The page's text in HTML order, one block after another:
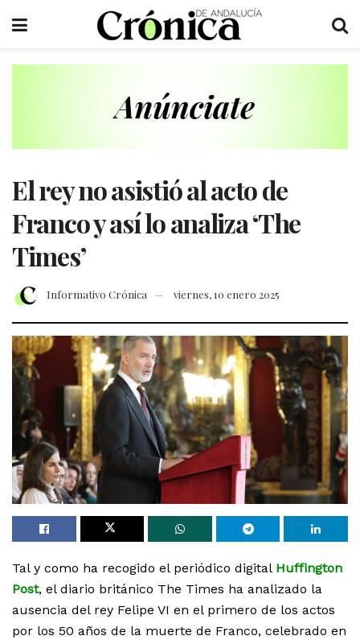
El rey no asistió al acto de
Franco y así lo analiza ‘The
Times’
Informativo Crónica viernes, 10 enero 2025
Tal y como ha recogido el periódico digital Huffington
Post, el diario británico The Times ha analizado la
ausencia del rey Felipe VI en el primero de los actos
por los 50 años de la muerte de Franco, celebrado en